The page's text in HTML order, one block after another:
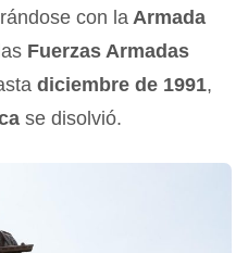
con laArmada
Fuerzas Armadas
diciembre de 1991,
se disolvió.